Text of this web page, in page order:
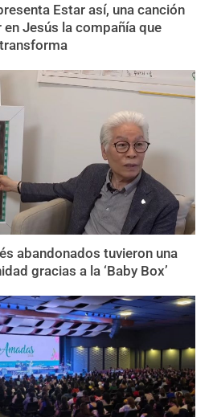
Estar así, una canción
Jesús la compañía que
transforma
abandonados tuvieron una
gracias a la ‘Baby Box’